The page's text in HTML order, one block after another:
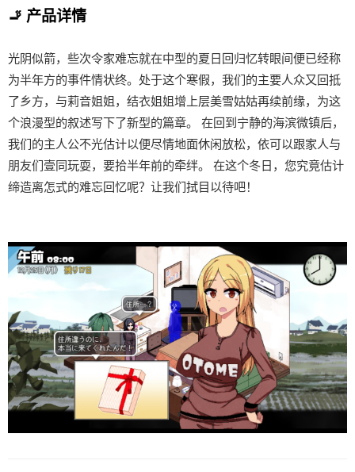
🚬 产品详情
光阴似箭，些次令家难忘就在中型的夏日回归忆转眼间便已经称
为半年方的事件情状终。处于这个寒假，我们的主要人众又回抵
了乡方，与莉音姐姐，结衣姐姐增上层美雪姑姑再续前缘，为这
个浪漫型的叙述写下了新型的篇章。 在回到宁静的海滨微镇后，
我们的主人公不光估计以便尽情地面休闲放松，依可以跟家人与
朋友们壹同玩耍，要拾半年前的牵绊。 在这个冬日，您究竟估计
缔造离怎式的难忘回忆呢？让我们拭目以待吧！